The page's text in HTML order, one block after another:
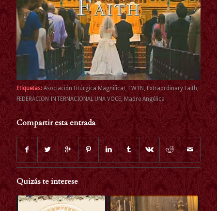
Etiquetas: Asociación Litúrgica Magnificat, EWTN, Extraordinary Faith,
FEDERACION INTERNACIONAL UNA VOCE, Madre Angélica
Compartir esta entrada
Quizás te interese